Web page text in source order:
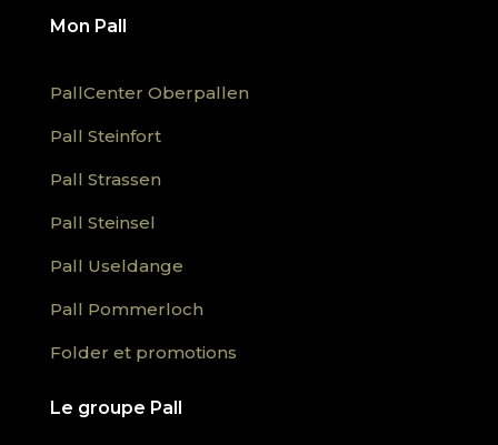
Mon Pall
PallCenter Oberpallen
Pall Steinfort
Pall Strassen
Pall Steinsel
Pall Useldange
Pall Pommerloch
Folder et promotions
Le groupe Pall